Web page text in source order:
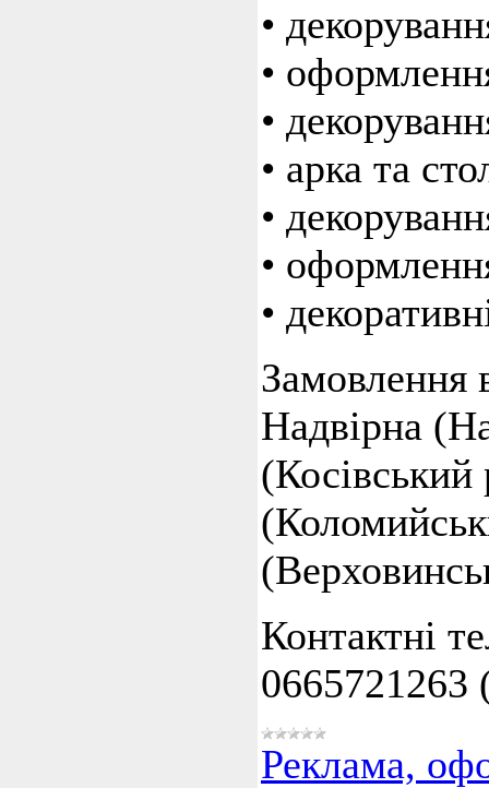
•
•
•
• арка та
•
•
•
Замовлення
Надвірна
Контактні
Реклама,